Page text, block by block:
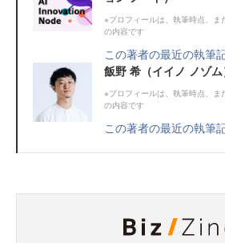
※プロフィールは、執筆時点、ま
の内容です
この著者の最近の執筆
飯野 希（イイノ ノゾム
※プロフィールは、執筆時点、ま
の内容です
この著者の最近の執筆